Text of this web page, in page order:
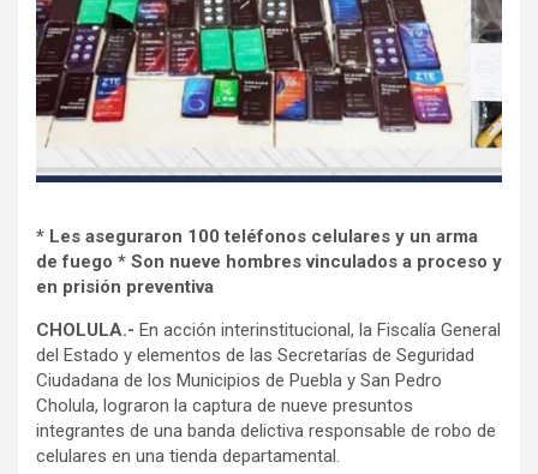
* Les aseguraron 100 teléfonos celulares y un arma
de fuego * Son nueve hombres vinculados a proceso y
en prisión preventiva
CHOLULA.- En acción interinstitucional, la Fiscalía General
del Estado y elementos de las Secretarías de Seguridad
Ciudadana de los Municipios de Puebla y San Pedro
Cholula, lograron la captura de nueve presuntos
integrantes de una banda delictiva responsable de robo de
celulares en una tienda departamental.